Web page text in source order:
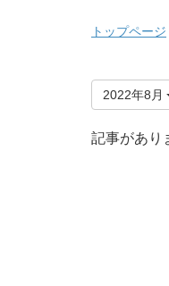
トップページ
2022年8月
記事があり